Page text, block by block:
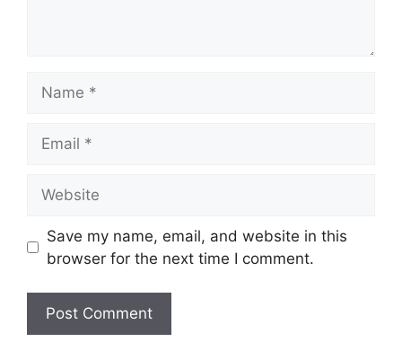
Save my name, email, and website in this
browser for the next time I comment.